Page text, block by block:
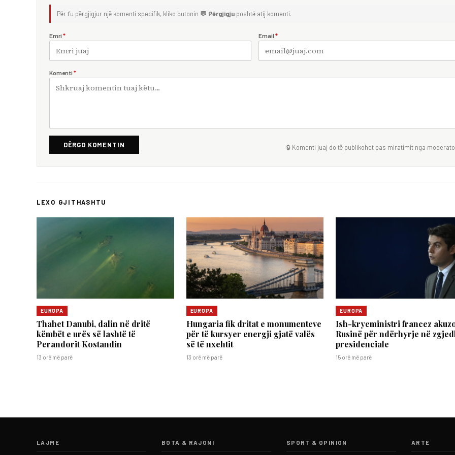
Për t'u përgjigjur një komenti specifik, kliko butonin 💬 Përgjigju poshtë atij komenti.
Emri * Email *
Komenti *
DËRGO KOMENTIN 🔒 Komenti juaj do të publikohet pas miratimit nga
LEXO GJITHASHTU
EUROPA
Thahet Danubi, dalin në dritë
këmbët e urës së lashtë të
Perandorit Kostandin
13 orë më parë
EUROPA
Hungaria fik dritat e monumenteve
për të kursyer energji gjatë valës
së të nxehtit
13 orë më parë
EUROPA
Ish-kryeministri francez
Rusinë për ndërhyrje në
presidenciale
15 orë më parë
LAJME BOTA & RAJONI SPORT & OPINION ARTE